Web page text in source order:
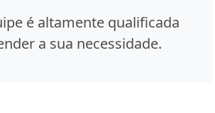
é altamente qualificada
a sua necessidade.